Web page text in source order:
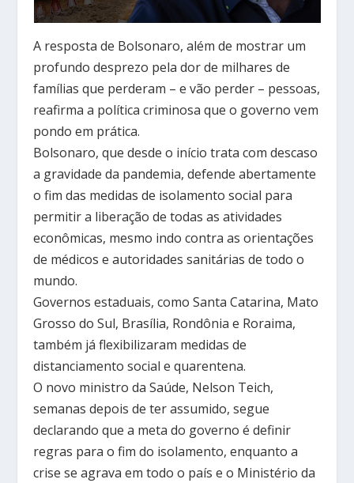
A resposta de Bolsonaro, além de mostrar um
profundo desprezo pela dor de milhares de
famílias que perderam – e vão perder – pessoas,
reafirma a política criminosa que o governo vem
pondo em prática.
Bolsonaro, que desde o início trata com descaso
a gravidade da pandemia, defende abertamente
o fim das medidas de isolamento social para
permitir a liberação de todas as atividades
econômicas, mesmo indo contra as orientações
de médicos e autoridades sanitárias de todo o
mundo.
Governos estaduais, como Santa Catarina, Mato
Grosso do Sul, Brasília, Rondônia e Roraima,
também já flexibilizaram medidas de
distanciamento social e quarentena.
O novo ministro da Saúde, Nelson Teich,
semanas depois de ter assumido, segue
declarando que a meta do governo é definir
regras para o fim do isolamento, enquanto a
crise se agrava em todo o país e o Ministério da